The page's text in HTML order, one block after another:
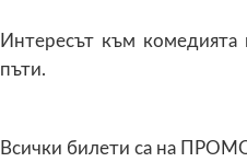
Интересът към комедията
пъти.
Всички билети са на